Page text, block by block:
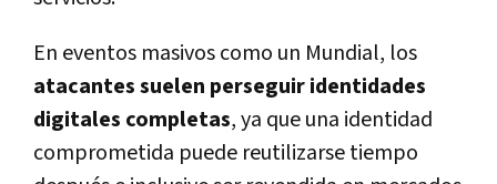
En eventos masivos como un Mundial, los
atacantes suelen perseguir identidades
digitales completas, ya que una identidad
comprometida puede reutilizarse tiempo